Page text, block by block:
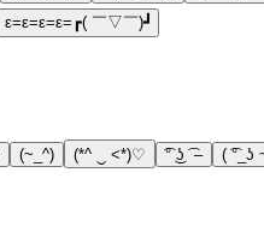
ε=ε=ε=ε=┏( ￣▽￣)┛
(~_^) (*^ ‿ <*)♡ ͡° ͜ʖ ͡ – ( ͡°_ʖ